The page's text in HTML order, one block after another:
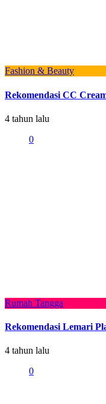
Fashion & Beauty
Rekomendasi CC
4 tahun lalu
0
Rumah Tangga
Rekomendasi Lemari
4 tahun lalu
0